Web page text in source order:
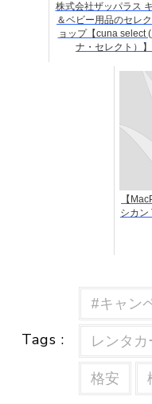
株式会社ザッパラス
＆ベビー用品のセレ
ョップ【cuna select
ナ・セレクト）】
【
シカン
Tags :
#キャン
レンタカ
格安